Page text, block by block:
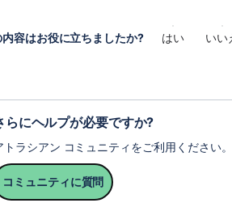
内容はお役に立ちましたか? はい いい
らにヘルプが必要ですか?
トラシアン コミュニティをご利用ください。
コミュニティに質問